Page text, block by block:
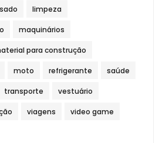
limpeza
maquinários
para construção
moto refrigerante saúde
transporte vestuário
viagens video game